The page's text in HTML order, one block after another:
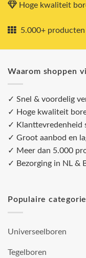
Hoge kwaliteit
5.000+ producten
Waarom shoppen
✓ Snel & voordelig
✓ Hoge kwaliteit
✓ Klanttevredenheid
✓ Groot aanbod en
✓ Meer dan 5.000
✓ Bezorging in NL &
Populaire
Universeelboren
Tegelboren